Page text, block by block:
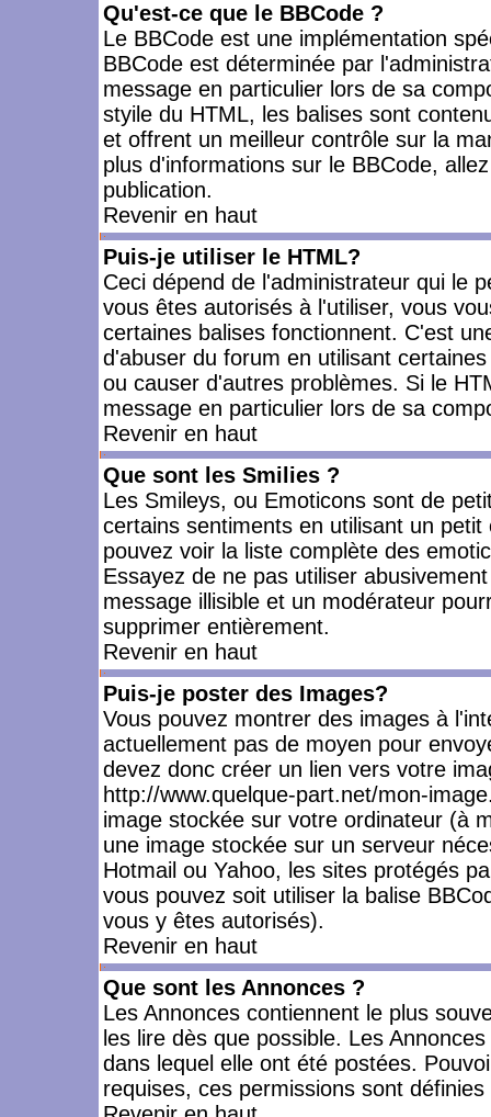
Qu'est-ce que le BBCode ?
Le BBCode est une implémentation
BBCode est déterminée par
message en particulier lors de sa
styile du HTML, les balises sont
et offrent un meilleur contrôle sur la
plus d'informations sur le BBCode,
publication.
Revenir en haut
Puis-je utiliser le HTML?
Ceci dépend de l'administrateur qui le
vous êtes autorisés à l'utiliser, vous
certaines balises fonctionnent. C'est
d'abuser du forum en utilisant
ou causer d'autres problèmes. Si le
message en particulier lors de sa
Revenir en haut
Que sont les Smilies ?
Les Smileys, ou Emoticons sont de
certains sentiments en utilisant un
pouvez voir la liste complète des
Essayez de ne pas utiliser
message illisible et un modérateur
supprimer entièrement.
Revenir en haut
Puis-je poster des Images?
Vous pouvez montrer des images à
actuellement pas de moyen pour
devez donc créer un lien vers votre
http://www.quelque-part.net/mon-
image stockée sur votre ordinateur (à
une image stockée sur un serveur
Hotmail ou Yahoo, les sites protégés
vous pouvez soit utiliser la balise
vous y êtes autorisés).
Revenir en haut
Que sont les Annonces ?
Les Annonces contiennent le plus
les lire dès que possible. Les
dans lequel elle ont été postées.
requises, ces permissions sont